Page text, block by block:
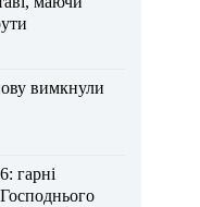
вимкнули
гарні